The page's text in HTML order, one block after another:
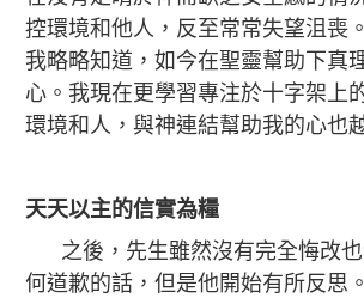
控環境和他人，反至常常失望沮喪
我略略知道，如今在聖靈幫助下真
心。我現在更學習專注於十字架上
環境和人，與神連結幫助我的心也
天天以主的信實為糧
之後，先生雖然沒有完全悔改也
何道歉的話，但是他開始有所反思